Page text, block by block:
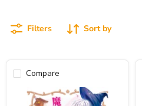
Filters Sort by
Compare